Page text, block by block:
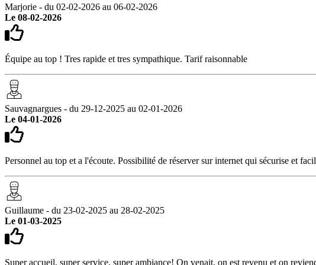
Marjorie - du 02-02-2026 au 06-02-2026
Le 08-02-2026
Équipe au top ! Tres rapide et tres sympathique. Tarif raisonnable
Sauvagnargues - du 29-12-2025 au 02-01-2026
Le 04-01-2026
Personnel au top et a l'écoute. Possibilité de réserver sur internet qui sécurise et
Guillaume - du 23-02-2025 au 28-02-2025
Le 01-03-2025
Super accueil, super service, super ambiance! On venait, on est revenu et on